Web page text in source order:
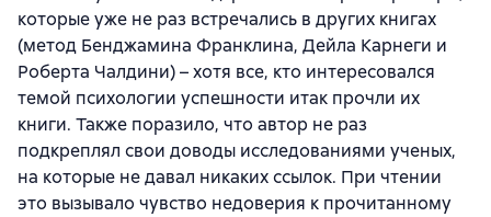
которые уже не раз встречались в других книгах
(метод Бенджамина Франклина, Дейла Карнеги и
Роберта Чалдини) – хотя все, кто интересовался
темой психологии успешности итак прочли их
книги. Также поразило, что автор не раз
подкреплял свои доводы исследованиями ученых,
на которые не давал никаких ссылок. При чтении
это вызывало чувство недоверия к прочитанному